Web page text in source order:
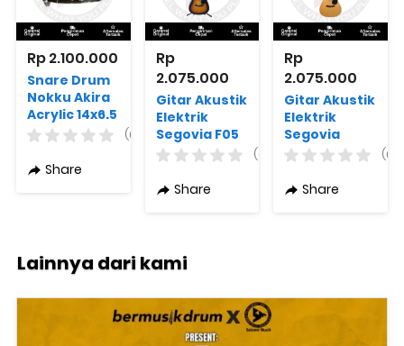
Rp 2.100.000
Snare Drum
Nokku Akira
Acrylic 14x6.5
(0)
Share
Rp
2.075.000
Gitar Akustik
Elektrik
Segovia F05
Preamp
Original
(0)
Share
Rp
2.075.000
Gitar Akustik
Elektrik
Segovia
DW05
Fishman GN
(0)
Share
Lainnya dari kami